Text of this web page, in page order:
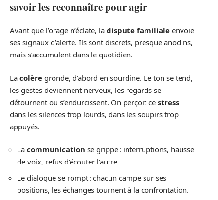
savoir les reconnaître pour agir
Avant que l’orage n’éclate, la dispute familiale envoie
ses signaux d’alerte. Ils sont discrets, presque anodins,
mais s’accumulent dans le quotidien.
La colère gronde, d’abord en sourdine. Le ton se tend,
les gestes deviennent nerveux, les regards se
détournent ou s’endurcissent. On perçoit ce stress
dans les silences trop lourds, dans les soupirs trop
appuyés.
La communication se grippe : interruptions, hausse
de voix, refus d’écouter l’autre.
Le dialogue se rompt : chacun campe sur ses
positions, les échanges tournent à la confrontation.